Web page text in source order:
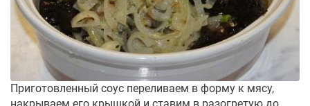
Приготовленный соус переливаем в форму к мясу,
накрываем его крышкой и ставим в разогретую до